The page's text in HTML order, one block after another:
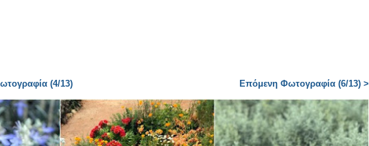
(4/13) Επόμενη Φωτογραφία (6/13) >